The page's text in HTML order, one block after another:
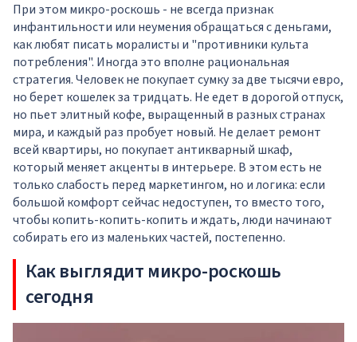
При этом микро-роскошь - не всегда признак
инфантильности или неумения обращаться с деньгами,
как любят писать моралисты и "противники культа
потребления". Иногда это вполне рациональная
стратегия. Человек не покупает сумку за две тысячи евро,
но берет кошелек за тридцать. Не едет в дорогой отпуск,
но пьет элитный кофе, выращенный в разных странах
мира, и каждый раз пробует новый. Не делает ремонт
всей квартиры, но покупает антикварный шкаф,
который меняет акценты в интерьере. В этом есть не
только слабость перед маркетингом, но и логика: если
большой комфорт сейчас недоступен, то вместо того,
чтобы копить-копить-копить и ждать, люди начинают
собирать его из маленьких частей, постепенно.
Как выглядит микро-роскошь
сегодня